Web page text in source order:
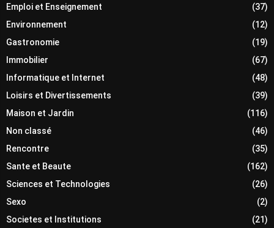
Emploi et Enseignement
(37)
Environnement
(12)
Gastronomie
(19)
Immobilier
(67)
Informatique et Internet
(48)
Loisirs et Divertissements
(39)
Maison et Jardin
(116)
Non classé
(46)
Rencontre
(35)
Sante et Beaute
(162)
Sciences et Technologies
(26)
Sexo
(2)
Societes et Institutions
(21)